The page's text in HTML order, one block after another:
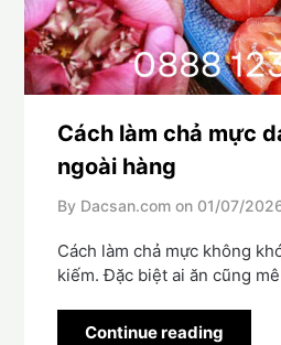
Cách làm chả mực
ngoài hàng
By Dacsan.com on 01/07/
Cách làm chả mực không
kiếm. Đặc biệt ai ăn cũng
Continue reading